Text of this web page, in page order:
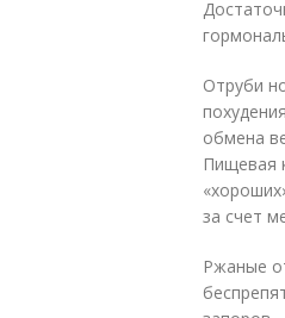
Отруби
обмена
Пищевая
за счет
Ржаные